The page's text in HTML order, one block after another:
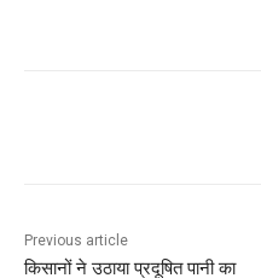
Previous article
किसानों ने उठाया प्रदूषित पानी का